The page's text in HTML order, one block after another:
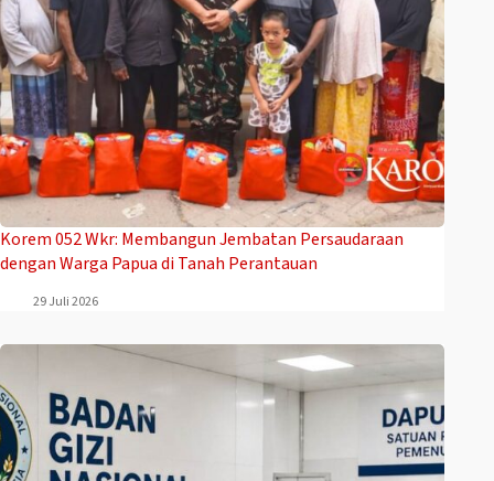
Korem 052 Wkr: Membangun Jembatan Persaudaraan
dengan Warga Papua di Tanah Perantauan
29 Juli 2026